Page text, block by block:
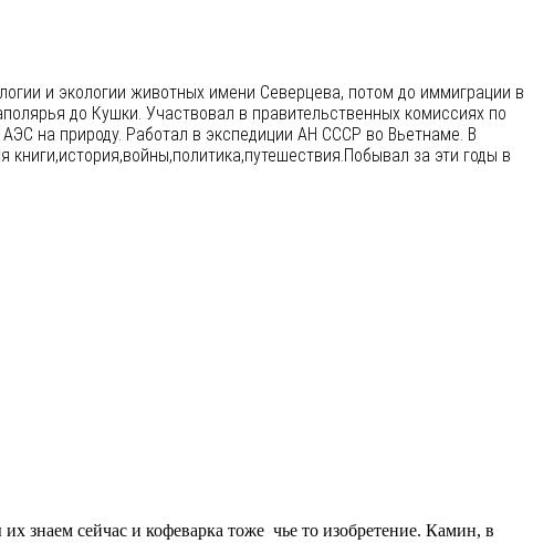
и экологии животных имени Северцева, потом до иммиграции в
до Кушки. Участвовал в правительственных комиссиях по
на природу. Работал в экспедиции АН СССР во Вьетнаме. В
за эти годы в
знаем сейчас и кофеварка тоже чье то изобретение. Камин, в